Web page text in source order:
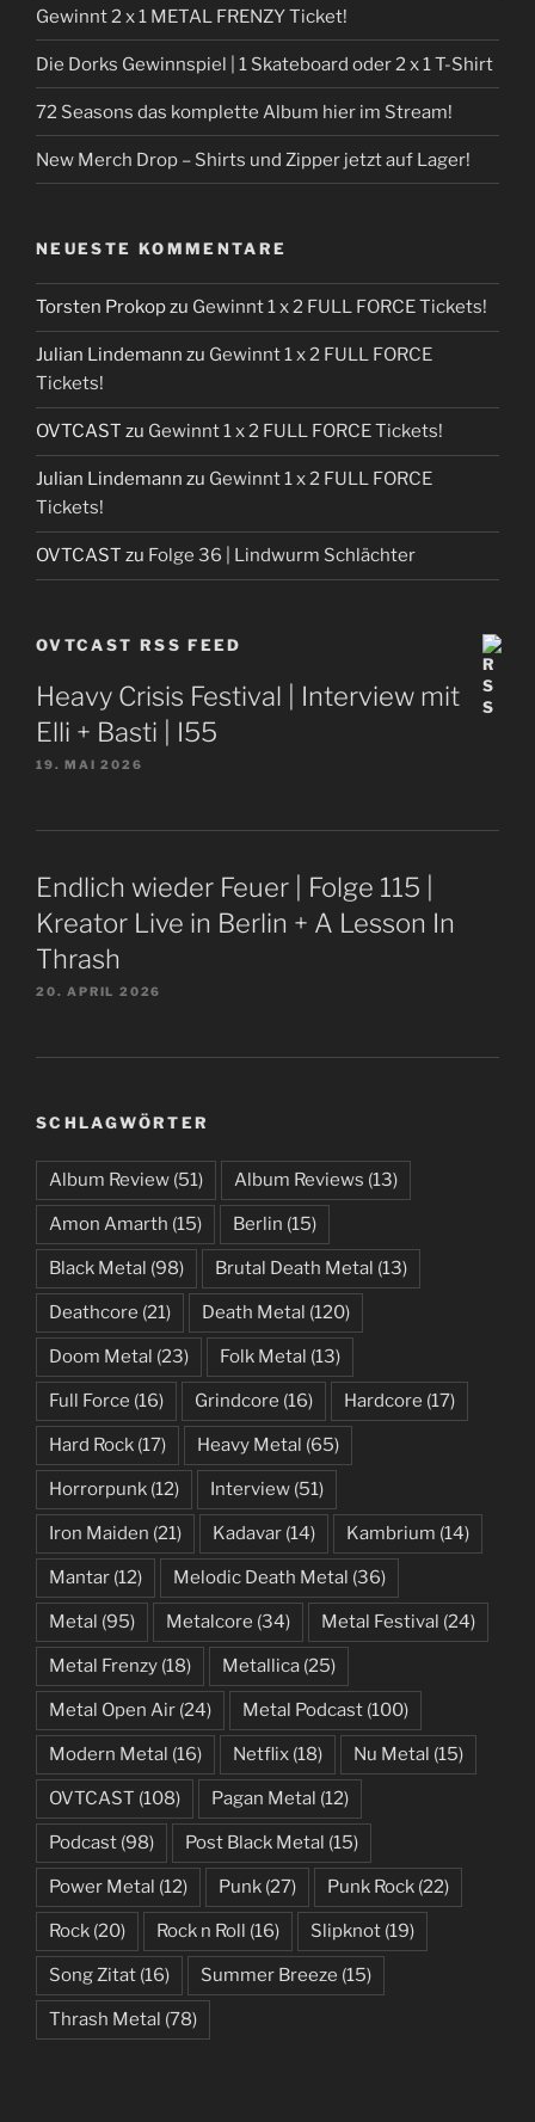
Gewinnt 2 x 1 METAL FRENZY Ticket!
Die Dorks Gewinnspiel | 1 Skateboard oder 2 x 1 T-Shirt
72 Seasons das komplette Album hier im Stream!
New Merch Drop – Shirts und Zipper jetzt auf Lager!
NEUESTE KOMMENTARE
Torsten Prokopzu Gewinnt 1 x 2 FULL FORCE Tickets!
Julian Lindemann zu Gewinnt 1 x 2 FULL FORCE
Tickets!
OVTCAST zu Gewinnt 1 x 2 FULL FORCE Tickets!
Julian Lindemann zu Gewinnt 1 x 2 FULL FORCE
Tickets!
OVTCAST zu Folge 36 | Lindwurm Schlächter
OVTCAST RSS FEED
Heavy Crisis Festival | Interview mit
Elli + Basti | I55
19. MAI 2026
Endlich wieder Feuer | Folge 115 |
Kreator Live in Berlin + A Lesson In
Thrash
20. APRIL 2026
SCHLAGWÖRTER
Album Review (51) Album Reviews (13)
Amon Amarth (15) Berlin (15)
Black Metal (98) Brutal Death Metal (13)
Deathcore (21) Death Metal (120)
Doom Metal (23) Folk Metal (13)
Full Force (16) Grindcore (16) Hardcore (17)
Hard Rock (17) Heavy Metal (65)
Horrorpunk (12) Interview (51)
Iron Maiden (21) Kadavar (14) Kambrium (14)
Mantar (12) Melodic Death Metal (36)
Metal (95) Metalcore (34) Metal Festival (24)
Metal Frenzy (18) Metallica (25)
Metal Open Air (24) Metal Podcast (100)
Modern Metal (16) Netflix (18) Nu Metal (15)
OVTCAST (108) Pagan Metal (12)
Podcast (98) Post Black Metal (15)
Power Metal (12) Punk (27) Punk Rock (22)
Rock (20) Rock n Roll (16) Slipknot (19)
Song Zitat (16) Summer Breeze (15)
Thrash Metal (78)